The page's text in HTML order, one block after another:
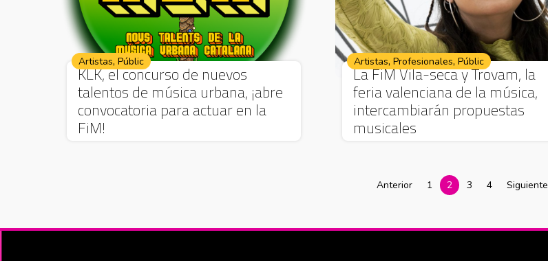
Artistas, Públic
KLK, el concurso de nuevos
talentos de música urbana, ¡abre
convocatoria para actuar en la
FiM!
Artistas, Profesionales, Públic
La FiM Vila-seca y Trovam, la
feria valenciana de la música,
intercambiarán propuestas
musicales
Anterior 1 2 3 4 Siguiente